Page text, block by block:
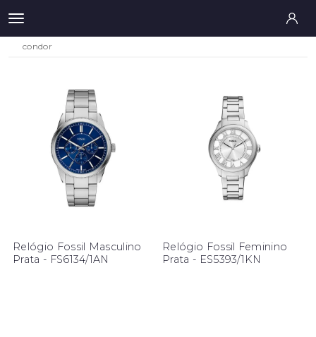
condor
Relógio Fossil Masculino
Prata - FS6134/1AN
Relógio Fossil Feminino
Prata - ES5393/1KN